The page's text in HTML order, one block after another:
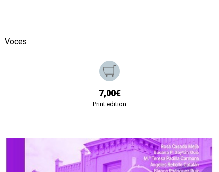
Voces
7,00€
Print edition